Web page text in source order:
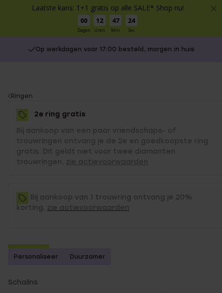
Laatste kans: 1+1 gratis op alle SALE* Shop nu!
00
Dagen
12
Uren
47
Min
24
Sec
Op werkdagen voor 17:00 besteld, morgen in huis
You
are
here:
Ringen
2e ring gratis
Bij aankoop van een paar vriendschaps- of
trouwringen ontvang je de 2e en goedkoopste ring
gratis. Dit geldt niet voor twee diamanten
trouwringen, zie actievoorwaarden
Bij aankoop van 1 trouwring ontvang je 20%
korting, zie actievoorwaarden
2e gratis
Personaliseer Duurzamer
Schalins